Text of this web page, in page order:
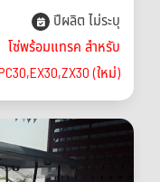
ปีผลิต ไม่ระบุ
โซ่พร้อมแทรค สำหรับ
(ใหม่)